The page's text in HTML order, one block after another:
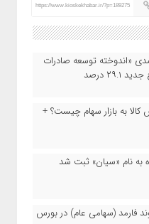
https://www.kioskekhabar.ir/?p=189275
سود ۲۷.۷ درصدی «اندوخته توسعه صادرات
درصد
به بازار سهام چیست؟ +
به نام «سیان» ثبت شد
فارمد (سهامی عام) در بورس